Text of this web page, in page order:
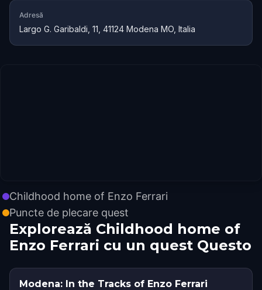
Adresă
Largo G. Garibaldi, 11, 41124 Modena MO, Italia
Childhood home of Enzo Ferrari
Puncte de plecare quest
Explorează Childhood home of
Enzo Ferrari cu un quest Questo
Modena: In the Tracks of Enzo Ferrari